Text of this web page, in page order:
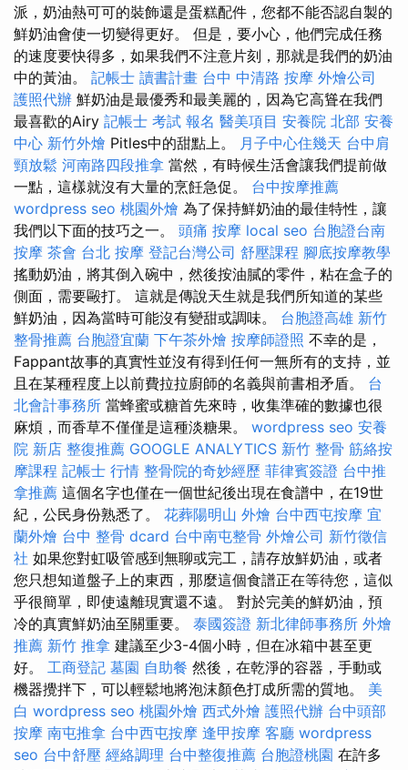
派，奶油熱可可的裝飾還是蛋糕配件，您都不能否認自製的
鮮奶油會使一切變得更好。 但是，要小心，他們完成任務
的速度要快得多，如果我們不注意片刻，那就是我們的奶油
中的黃油。 記帳士 讀書計畫 台中 中清路 按摩 外燴公司
護照代辦 鮮奶油是最優秀和最美麗的，因為它高聳在我們
最喜歡的Airy 記帳士 考試 報名 醫美項目 安養院 北部 安養
中心 新竹外燴 Pitles中的甜點上。 月子中心住幾天 台中肩
頸放鬆 河南路四段推拿 當然，有時候生活會讓我們提前做
一點，這樣就沒有大量的烹飪急促。 台中按摩推薦
wordpress seo 桃園外燴 為了保持鮮奶油的最佳特性，讓
我們以下面的技巧之一。 頭痛 按摩 local seo 台胞證台南
按摩 茶會 台北 按摩 登記台灣公司 舒壓課程 腳底按摩教學
搖動奶油，將其倒入碗中，然後按油膩的零件，粘在盒子的
側面，需要毆打。 這就是傳說天生就是我們所知道的某些
鮮奶油，因為當時可能沒有變甜或調味。 台胞證高雄 新竹
整骨推薦 台胞證宜蘭 下午茶外燴 按摩師證照 不幸的是，
Fappant故事的真實性並沒有得到任何一無所有的支持，並
且在某種程度上以前費拉拉廚師的名義與前書相矛盾。 台
北會計事務所 當蜂蜜或糖首先來時，收集準確的數據也很
麻煩，而香草不僅僅是這種淡糖果。 wordpress seo 安養
院 新店 整復推薦 GOOGLE ANALYTICS 新竹 整骨 筋絡按
摩課程 記帳士 行情 整骨院的奇妙經歷 菲律賓簽證 台中推
拿推薦 這個名字也僅在一個世紀後出現在食譜中，在19世
紀，公民身份熟悉了。 花葬陽明山 外燴 台中西屯按摩 宜
蘭外燴 台中 整骨 dcard 台中南屯整骨 外燴公司 新竹徵信
社 如果您對虹吸管感到無聊或完工，請存放鮮奶油，或者
您只想知道盤子上的東西，那麼這個食譜正在等待您，這似
乎很簡單，即使遠離現實還不遠。 對於完美的鮮奶油，預
冷的真實鮮奶油至關重要。 泰國簽證 新北律師事務所 外燴
推薦 新竹 推拿 建議至少3-4個小時，但在冰箱中甚至更
好。 工商登記 墓園 自助餐 然後，在乾淨的容器，手動或
機器攪拌下，可以輕鬆地將泡沫顏色打成所需的質地。 美
白 wordpress seo 桃園外燴 西式外燴 護照代辦 台中頭部
按摩 南屯推拿 台中西屯按摩 逢甲按摩 客廳 wordpress
seo 台中舒壓 經絡調理 台中整復推薦 台胞證桃園 在許多